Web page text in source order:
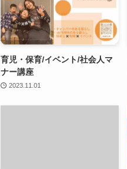
育児・保育/イベント/社会人マ
ナー講座
2023.11.01